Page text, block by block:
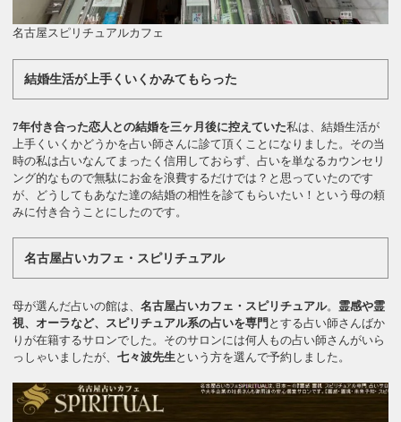
名古屋スピリチュアルカフェ
結婚生活が上手くいくかみてもらった
7年付き合った恋人との結婚を三ヶ月後に控えていた私は、結婚生活が
上手くいくかどうかを占い師さんに診て頂くことになりました。その当
時の私は占いなんてまったく信用しておらず、占いを単なるカウンセリ
ング的なもので無駄にお金を浪費するだけでは？と思っていたのです
が、どうしてもあなた達の結婚の相性を診てもらいたい！という母の頼
みに付き合うことにしたのです。
名古屋占いカフェ・スピリチュアル
母が選んだ占いの館は、名古屋占いカフェ・スピリチュアル。 霊感や霊
視、オーラなど、スピリチュアル系の占いを専門 とする占い師さんばか
りが在籍するサロンでした。そのサロンには何人もの占い師さんがいら
っしゃいましたが、七々波先生 という方を選んで予約しました。